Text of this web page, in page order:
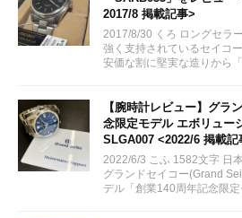
2017/8 掲載記事>
2017/8/30 くろ ロングセラ
強く支持されているセイコ
安価な割に堅実な造りから
【腕時計レビュー】グラ
念限定モデル エボリュー
SLGA007 <2022/6 掲載記
2022/6/3 こふ 1582文字 日
グランドセイコー(Grand
デル「創業140周年記念限